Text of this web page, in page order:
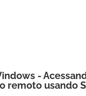
-
remoto usando